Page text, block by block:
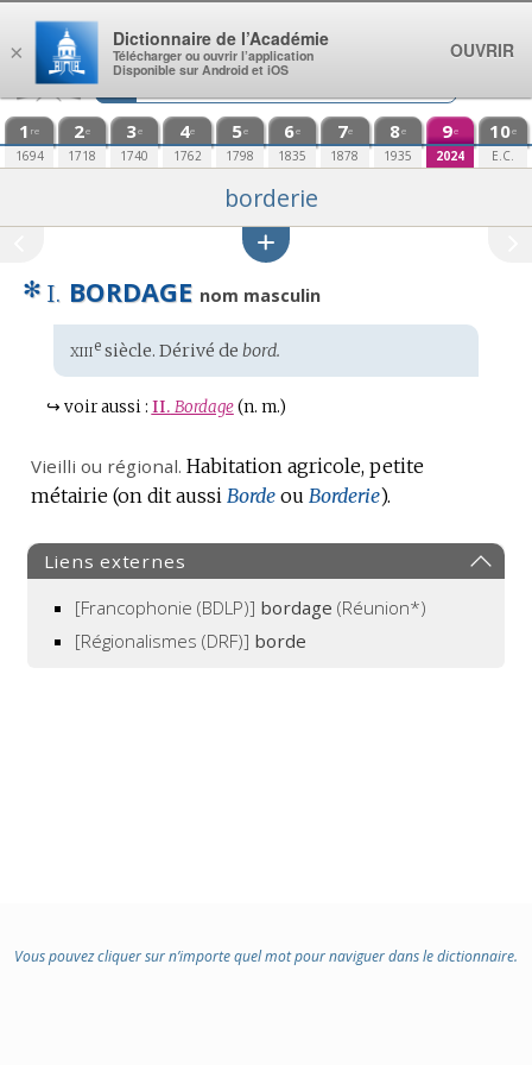
Aller au contenu
1 re
1694
2e
1718
3e
1740
4e
1762
5e
1798
6e
1835
7e
1878
8e
1935
9e
2024
10e
E.C.
borderie
✻ I. BORDAGE nom masculin
Étymologie
:
xiiiesiècle. Dérivé de bord.
↪ voir aussi : II. Bordage (n. m.)
Vieilli ou régional. Habitation agricole, petite
métairie (on dit aussi Borde ou Borderie).
Liens externes
[Francophonie (BDLP)] bordage (Réunion*)
[Régionalismes (DRF)] borde
Vous pouvez cliquer sur n’importe quel mot pour naviguer dans le dictionnaire.
×
Dictionnaire de l’Académie
Télécharger ou ouvrir l’application
Disponible sur Android et iOS
OUVRIR